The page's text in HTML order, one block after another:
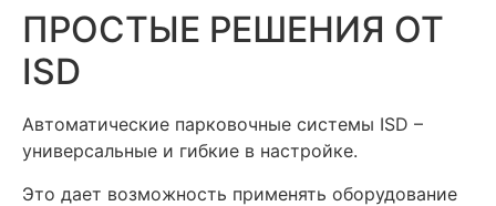
ПРОСТЫЕ РЕШЕНИЯ ОТ
ISD
Автоматические парковочные системы ISD –
универсальные и гибкие в настройке.
Это дает возможность применять оборудование